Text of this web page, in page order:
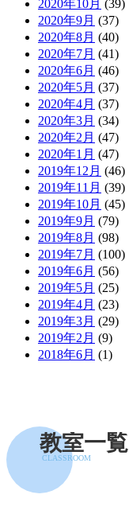
2020年10月 (39)
2020年9月 (37)
2020年8月 (40)
2020年7月 (41)
2020年6月 (46)
2020年5月 (37)
2020年4月 (37)
2020年3月 (34)
2020年2月 (47)
2020年1月 (47)
2019年12月 (46)
2019年11月 (39)
2019年10月 (45)
2019年9月 (79)
2019年8月 (98)
2019年7月 (100)
2019年6月 (56)
2019年5月 (25)
2019年4月 (23)
2019年3月 (29)
2019年2月 (9)
2018年6月 (1)
教室一覧
CLASSROOM